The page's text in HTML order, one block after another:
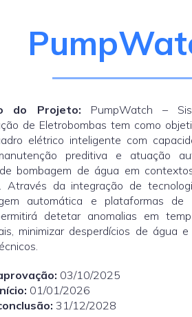
do Projeto: PumpWatch –
de Eletrobombas tem como
elétrico inteligente com
preditiva e atuação
bombagem de água em
Através da integração de
automática e plataformas
detetar anomalias em
minimizar desperdícios de água
03/10/2025
01/01/2026
31/12/2028